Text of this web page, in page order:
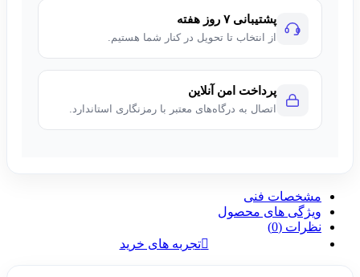
پشتیبانی ۷ روز هفته
از انتخاب تا تحویل در کنار شما هستیم.
پرداخت امن آنلاین
اتصال به درگاه‌های معتبر با رمزنگاری استاندارد.
مشخصات فنی
ویژگی های محصول
نظرات (0)
تجربه های خرید